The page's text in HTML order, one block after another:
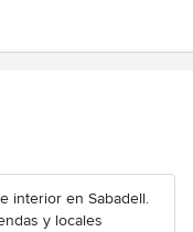
interior en Sabadell.
y locales